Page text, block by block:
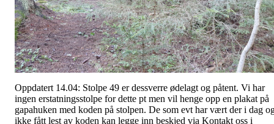
Oppdatert 14.04: Stolpe 49 er dessverre ødelagt og påtent. Vi har
ingen erstatningsstolpe for dette pt men vil henge opp en plakat på
gapahuken med koden på stolpen. De som evt har vært der i dag
ikke fått lest av koden kan legge inn beskjed via Kontakt oss i